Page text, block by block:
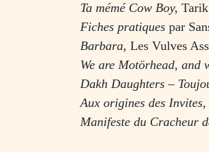
Ta mémé Cow Boy,
Fiches pratiques par
Barbara, Les Vulves
We are Motörhead, and
Dakh Daughters –
Aux origines des Invites,
Manifeste du Cracheur